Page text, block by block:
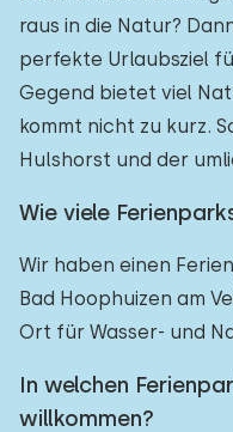
raus in die Natur?
perfekte Urlaubsziel
Gegend bietet viel
kommt nicht zu kurz.
Hulshorst und der
Wie viele
Wir haben einen
Bad Hoophuizen am
Ort für Wasser- und
In welchen
willkommen?